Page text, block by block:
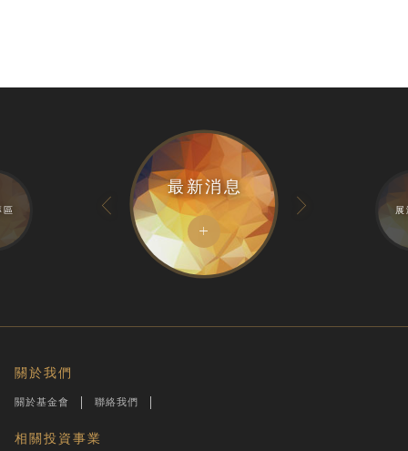
區
最新消息
關於我們
關於基金會 聯絡我們
相關投資事業